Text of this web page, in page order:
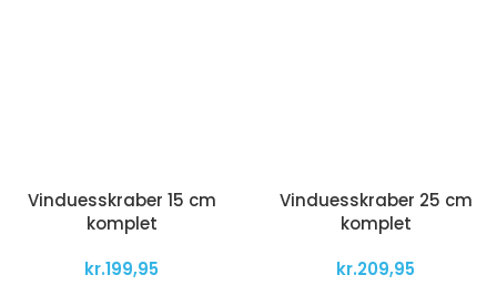
Vinduesskraber 15 cm
komplet
kr.199,95
Vinduesskraber 25 cm
komplet
kr.209,95